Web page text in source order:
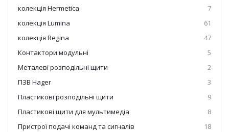
колекція Hermetica
7
колекція Lumina
61
колекція Regina
47
Контактори модульні
5
Металеві розподільні щити
2
ПЗВ Hager
3
Пластикові розподільні щити
9
Пластикові щити для мультимедіа
8
Пристрої подачі команд та сигналів
18